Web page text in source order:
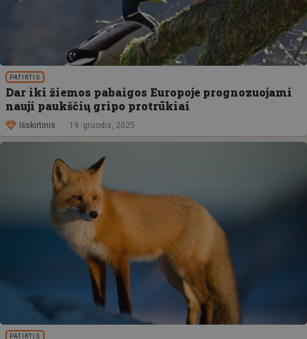
PATIRTIS
Dar iki žiemos pabaigos Europoje prognozuojami
nauji paukščių gripo protrūkiai
Išskirtinis 19. gruodis, 2025
PATIRTIS